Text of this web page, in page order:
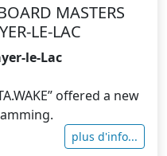
MASTERS
LE-LAC
le-Lac
offered a new
plus d'info...